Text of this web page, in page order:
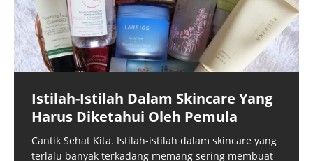
Istilah-Istilah Dalam Skincare Yang
Harus Diketahui Oleh Pemula
Cantik Sehat Kita. Istilah-istilah dalam skincare yang
terlalu banyak terkadang memang sering membuat